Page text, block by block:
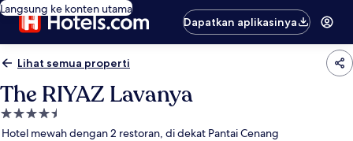
Langsung ke konten utama
Dapatkan aplikasinya
Lihat semua properti
The RIYAZ Lavanya
Properti
bintang
Hotel mewah dengan 2 restoran, di dekat Pantai Cenang